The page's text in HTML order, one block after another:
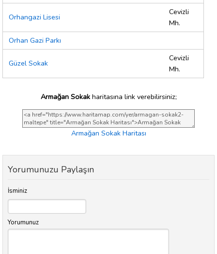
Orhangazi Lisesi
Cevizli
Mh.
Orhan Gazi Parkı
Güzel Sokak
Cevizli
Mh.
Armağan Sokakharitasına link verebilirsiniz;
Armağan Sokak Haritası
Yorumunuzu Paylaşın
İsminiz
Yorumunuz